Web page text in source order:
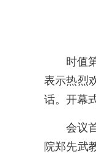
时值
表示热烈
话。开幕
会议
院郑先武